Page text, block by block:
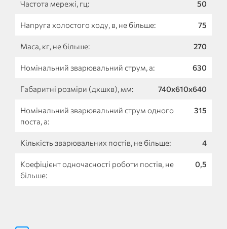
Частота мережі, гц: 50
Напруга холостого ходу, в, не більше: 75
Маса, кг, не більше: 270
Номінальний зварювальний струм, а: 630
Габаритні розміри (дхшхв), мм: 740х610х640
Номінальний зварювальний струм одного
поста, а:
315
Кількість зварювальних постів, не більше: 4
Коефіцієнт одночасності роботи постів, не
більше:
0,5